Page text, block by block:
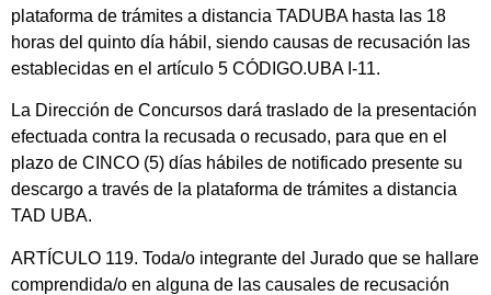
plataforma de trámites a distancia TADUBA hasta las 18
horas del quinto día hábil, siendo causas de recusación las
establecidas en el artículo 5 CÓDIGO.UBA I-11.
La Dirección de Concursos dará traslado de la presentación
efectuada contra la recusada o recusado, para que en el
plazo de CINCO (5) días hábiles de notificado presente su
descargo a través de la plataforma de trámites a distancia
TAD UBA.
ARTÍCULO 119. Toda/o integrante del Jurado que se hallare
comprendida/o en alguna de las causales de recusación